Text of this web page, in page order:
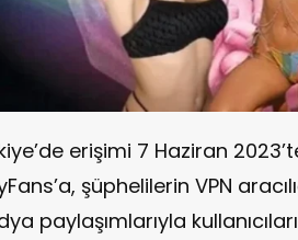
erişimi 7 Haziran
şüphelilerin VPN
paylaşımlarıyla